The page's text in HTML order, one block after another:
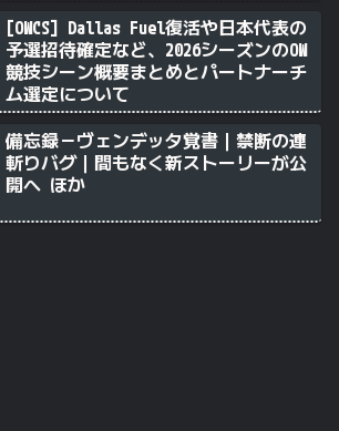
[OWCS] Dallas Fuel復活や日本代表の
予選招待確定など、2026シーズンのOW
競技シーン概要まとめとパートナーチ
ム選定について
備忘録－ヴェンデッタ覚書｜禁断の連
斬りバグ｜間もなく新ストーリーが公
開へ ほか